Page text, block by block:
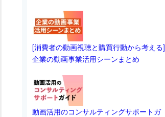
[消費者の動画視聴と購買行動から考える]
企業の動画事業活用シーンまとめ
動画活用のコンサルティングサポートガ